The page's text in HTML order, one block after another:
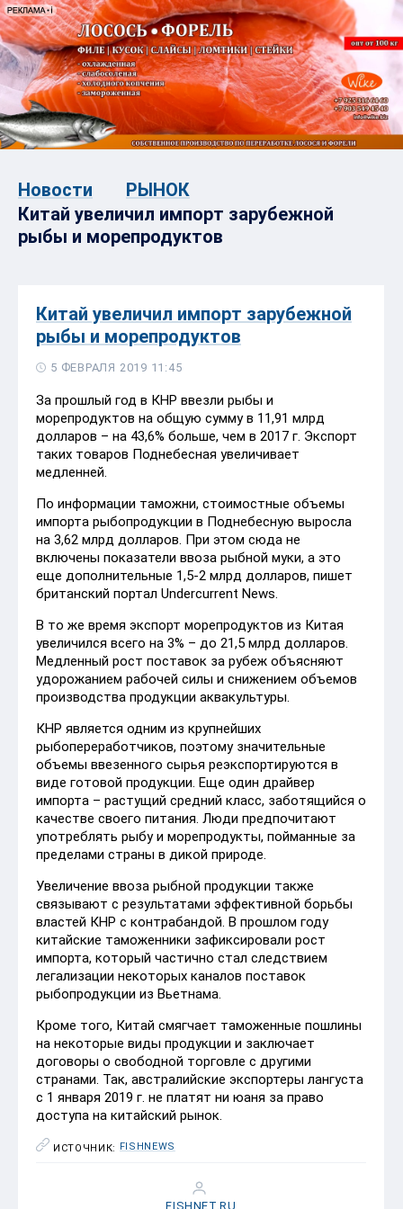
Новости
РЫНОК
Китай увеличил импорт зарубежной
рыбы и морепродуктов
Китай увеличил импорт зарубежной
рыбы и морепродуктов
5 ФЕВРАЛЯ 2019 11:45
За прошлый год в КНР ввезли рыбы и
морепродуктов на общую сумму в 11,91 млрд
долларов – на 43,6% больше, чем в 2017 г. Экспорт
таких товаров Поднебесная увеличивает
медленней.
По информации таможни, стоимостные объемы
импорта рыбопродукции в Поднебесную выросла
на 3,62 млрд долларов. При этом сюда не
включены показатели ввоза рыбной муки, а это
еще дополнительные 1,5-2 млрд долларов, пишет
британский портал Undercurrent News.
В то же время экспорт морепродуктов из Китая
увеличился всего на 3% – до 21,5 млрд долларов.
Медленный рост поставок за рубеж объясняют
удорожанием рабочей силы и снижением объемов
производства продукции аквакультуры.
КНР является одним из крупнейших
рыбопереработчиков, поэтому значительные
объемы ввезенного сырья реэкспортируются в
виде готовой продукции. Еще один драйвер
импорта – растущий средний класс, заботящийся о
качестве своего питания. Люди предпочитают
употреблять рыбу и морепродукты, пойманные за
пределами страны в дикой природе.
Увеличение ввоза рыбной продукции также
связывают с результатами эффективной борьбы
властей КНР с контрабандой. В прошлом году
китайские таможенники зафиксировали рост
импорта, который частично стал следствием
легализации некоторых каналов поставок
рыбопродукции из Вьетнама.
Кроме того, Китай смягчает таможенные пошлины
на некоторые виды продукции и заключает
договоры о свободной торговле с другими
странами. Так, австралийские экспортеры лангуста
с 1 января 2019 г. не платят ни юаня за право
доступа на китайский рынок.
ИСТОЧНИК: FISHNEWS
FISHNET.RU